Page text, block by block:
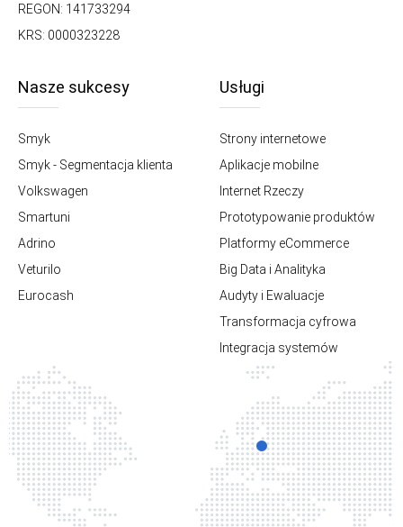
REGON: 141733294
KRS: 0000323228
Nasze sukcesy
Smyk
Smyk - Segmentacja klienta
Volkswagen
Smartuni
Adrino
Veturilo
Eurocash
Usługi
Strony internetowe
Aplikacje mobilne
Internet Rzeczy
Prototypowanie produktów
Platformy eCommerce
Big Data i Analityka
Audyty i Ewaluacje
Transformacja cyfrowa
Integracja systemów